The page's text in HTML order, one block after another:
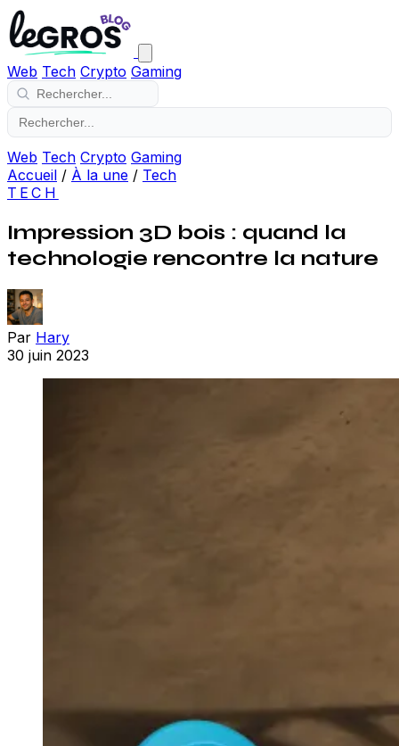
Web Tech Crypto Gaming
Web Tech Crypto Gaming
Accueil / À la une / Tech
TECH
Impression 3D bois : quand la
technologie rencontre la nature
Par Hary
30 juin 2023